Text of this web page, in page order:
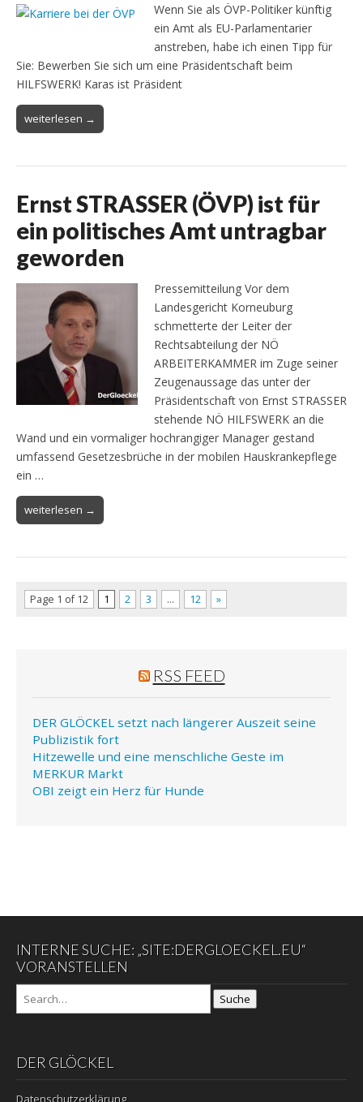
Wenn Sie als ÖVP-Politiker künftig
ein Amt als EU-Parlamentarier
anstreben, habe ich einen Tipp für
Sie: Bewerben Sie sich um eine Präsidentschaft beim
HILFSWERK! Karas ist Präsident
weiterlesen →
Ernst STRASSER (ÖVP) ist für
ein politisches Amt untragbar
geworden
Pressemitteilung Vor dem
Landesgericht Korneuburg
schmetterte der Leiter der
Rechtsabteilung der NÖ
ARBEITERKAMMER im Zuge seiner
Zeugenaussage das unter der
Präsidentschaft von Ernst STRASSER
stehende NÖ HILFSWERK an die
Wand und ein vormaliger hochrangiger Manager gestand
umfassend Gesetzesbrüche in der mobilen Hauskrankepflege
ein …
weiterlesen →
Page 1 of 12 1 2 3 … 12 »
RSS FEED
DER GLÖCKEL setzt nach längerer Auszeit seine
Publizistik fort
Hitzewelle und eine menschliche Geste im
MERKUR Markt
OBI zeigt ein Herz für Hunde
INTERNE SUCHE: „SITE:DERGLOECKEL.EU“
VORANSTELLEN
Suche
DER GLÖCKEL
Datenschutzerklärung